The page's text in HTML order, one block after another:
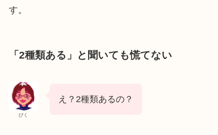
す。
「2種類ある」と聞いても慌てない
ぴく
え？2種類あるの？